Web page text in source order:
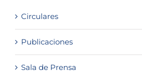
Circulares
Publicaciones
Sala de Prensa